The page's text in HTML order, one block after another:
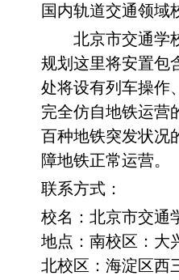
国内轨道交通领域
北京市交通学校
规划这里将安置包
处将设有列车操作
完全仿自地铁运营
百种地铁突发状况
障地铁正常运营。
联系方式：
校名：北京市交通
地点：南校区：大
北校区：海淀区西